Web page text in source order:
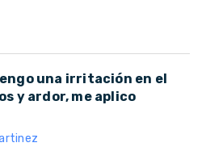
una irritación en el
y ardor, me aplico